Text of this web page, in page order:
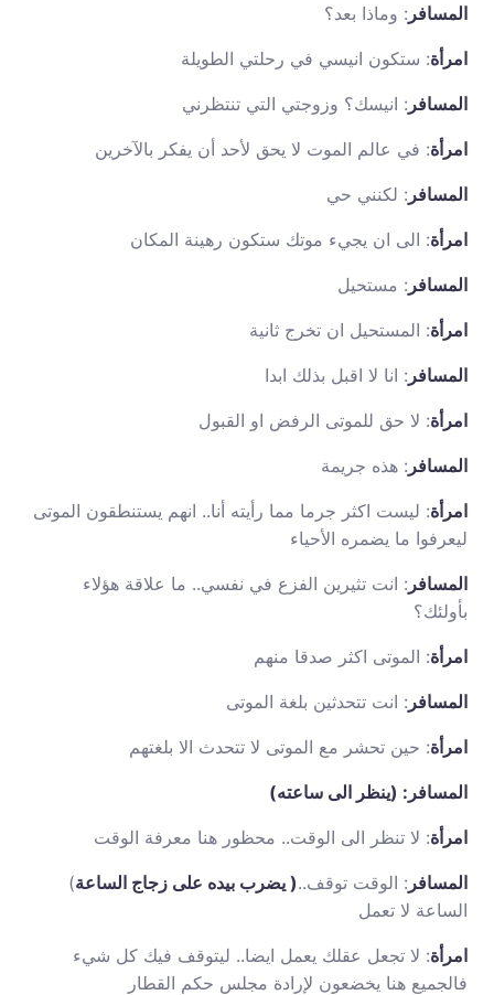
المسافر : وماذا بعد؟
امرأة: ستكون انيسي في رحلتي الطويلة
المسافر : انيسك؟ وزوجتي التي تنتظرني
امرأة: في عالم الموت لا يحق لأحد أن يفكر بالآخرين
المسافر : لكنني حي
امرأة: الى ان يجيء موتك ستكون رهينة المكان
المسافر : مستحيل
امرأة: المستحيل ان تخرج ثانية
المسافر : انا لا اقبل بذلك ابدا
امرأة: لا حق للموتى الرفض او القبول
المسافر : هذه جريمة
امرأة: ليست اكثر جرما مما رأيته أنا.. انهم يستنطقون الموتى
ليعرفوا ما يضمره الأحياء
المسافر : انت تثيرين الفزع في نفسي.. ما علاقة هؤلاء
بأولئك؟
امرأة: الموتى اكثر صدقا منهم
المسافر : انت تتحدثين بلغة الموتى
امرأة: حين تحشر مع الموتى لا تتحدث الا بلغتهم
المسافر: (ينظر الى ساعته)
امرأة: لا تنظر الى الوقت.. محظور هنا معرفة الوقت
المسافر : الوقت توقف..( يضرب بيده على زجاج الساعة)
الساعة لا تعمل
امرأة: لا تجعل عقلك يعمل ايضا.. ليتوقف فيك كل شيء
فالجميع هنا يخضعون لإرادة مجلس حكم القطار